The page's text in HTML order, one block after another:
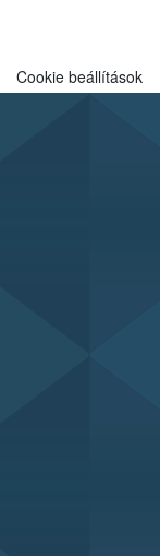
Cookie beállítások